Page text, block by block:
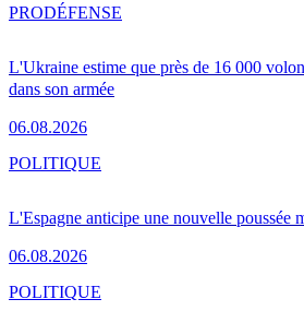
L'Ukraine estime que près de 16 000
dans son armée
06.08.2026
PRODÉFENSE
L'Espagne anticipe une nouvelle poussée
06.08.2026
POLITIQUE
POLITIQUE